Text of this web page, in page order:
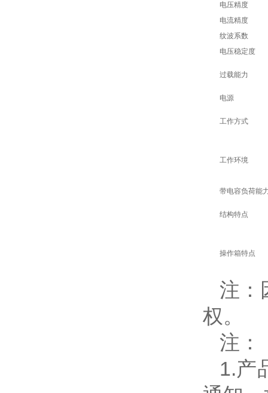
电压精度
电流精度
纹波系数
电压稳定度
过载能力
电源
工作方式
工作环境
带电容负荷能
结构特点
操作箱特点
注：
权。
注：
1.产